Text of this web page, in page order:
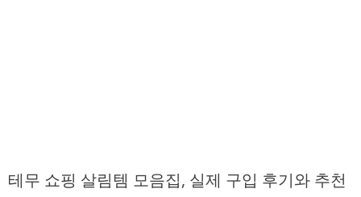
테무 쇼핑 살림템 모음집, 실제 구입 후기와 추천